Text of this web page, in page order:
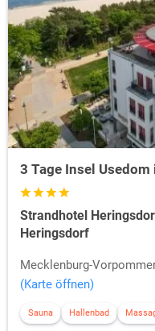
3 Tage Insel
Strandhotel
Heringsdorf
Mecklenburg-
(Karte öffnen)
Sauna Hallenbad